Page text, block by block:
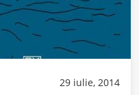
29 iulie, 2014